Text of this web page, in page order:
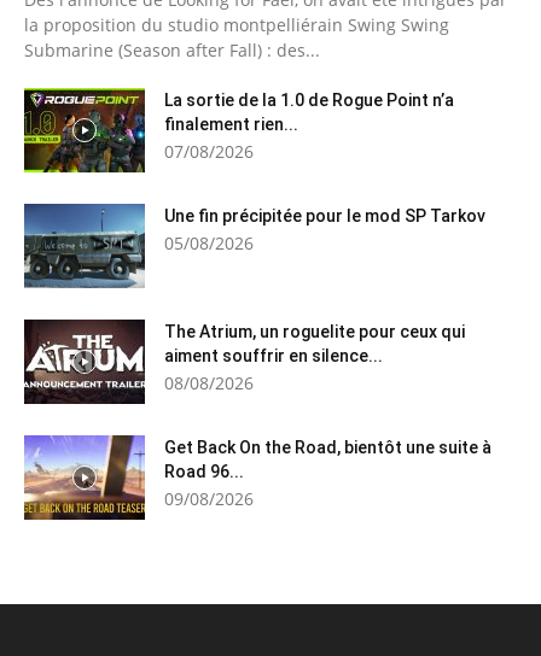
la proposition du studio montpelliérain Swing Swing
Submarine (Season after Fall) : des...
La sortie de la 1.0 de Rogue Point n’a
finalement rien...
07/08/2026
Une fin précipitée pour le mod SP Tarkov
05/08/2026
The Atrium, un roguelite pour ceux qui
aiment souffrir en silence...
08/08/2026
Get Back On the Road, bientôt une suite à
Road 96...
09/08/2026